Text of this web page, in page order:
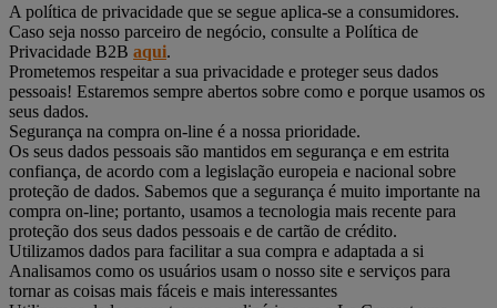
A política de privacidade que se segue aplica-se a consumidores.
Caso seja nosso parceiro de negócio, consulte a Política de
Privacidade B2B aqui.
Prometemos respeitar a sua privacidade e proteger seus dados
pessoais! Estaremos sempre abertos sobre como e porque usamos os
seus dados.
Segurança na compra on-line é a nossa prioridade.
Os seus dados pessoais são mantidos em segurança e em estrita
confiança, de acordo com a legislação europeia e nacional sobre
proteção de dados. Sabemos que a segurança é muito importante na
compra on-line; portanto, usamos a tecnologia mais recente para
proteção dos seus dados pessoais e de cartão de crédito.
Utilizamos dados para facilitar a sua compra e adaptada a si
Analisamos como os usuários usam o nosso site e serviços para
tornar as coisas mais fáceis e mais interessantes